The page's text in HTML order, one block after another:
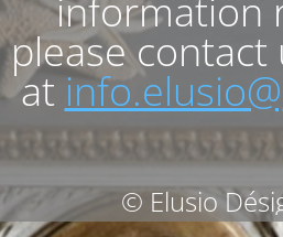
information
please contact
at
© Elusio